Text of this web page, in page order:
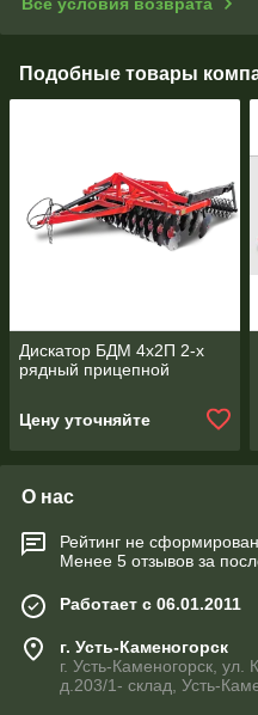
Все условия возврата
Подобные товары
Дискатор БДМ 4х2П 2-х
рядный прицепной
Цену уточняйте
О нас
Рейтинг не сформирован
Менее 5 отзывов за
Работает с 06.01.2011
г. Усть-Каменогорск
г. Усть-Каменогорск,
д.203/1- склад, Усть-